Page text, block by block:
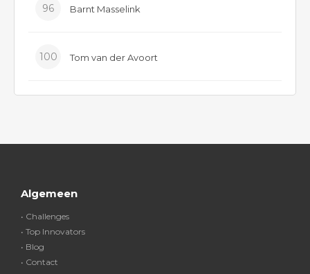
96 Barnt Masselink
100 Tom van der Avoort
Algemeen
• Challenges
• Top Innovators
• Blog
• Contact